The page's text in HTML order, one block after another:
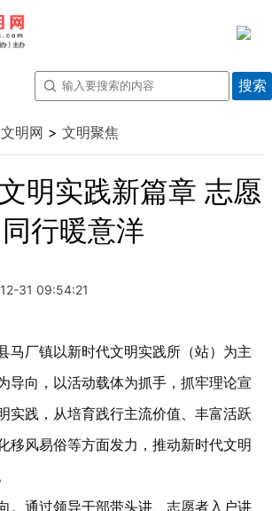
明网 > 文明聚焦
明实践新篇章 志愿
同行暖意洋
31 09:54:21
马厂镇以新时代文明实践所（站）为主
导向，以活动载体为抓手，抓牢理论宣
实践，从培育践行主流价值、丰富活跃
移风易俗等方面发力，推动新时代文明
。通过领导干部带头讲、志愿者入户讲